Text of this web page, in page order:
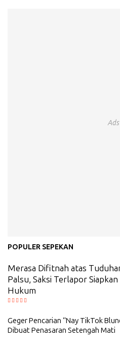
Ads
POPULER SEPEKAN
Merasa Difitnah atas
Palsu, Saksi Terlapor
Hukum
Geger Pencarian “Nay TikTok
Dibuat Penasaran Setengah Mati